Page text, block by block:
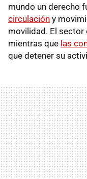
mundo un derecho
circulación y
movilidad. El sector
mientras que las
que detener su